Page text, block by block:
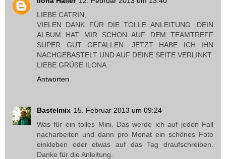
LIEBE CATRIN,
VIELEN DANK FÜR DIE TOLLE ANLEITUNG ,DEIN
ALBUM HAT MIR SCHON AUF DEM TEAMTREFF
SUPER GUT GEFALLEN. JETZT HABE ICH IHN
NACHGEBASTELT UND AUF DEINE SEITE VERLINKT.
LIEBE GRÜßE ILONA
Antworten
Bastelmix 15. Februar 2013 um 09:24
Was für ein tolles Mini. Das werde ich auf jeden Fall
nacharbeiten und dann pro Monat ein schönes Foto
einkleben oder etwas auf das Tag draufschreiben.
Danke für die Anleitung.